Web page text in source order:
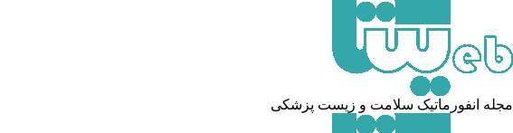
مجله انفورماتیک سلامت و زیست پزشکی